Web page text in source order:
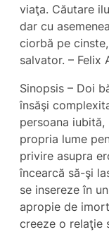
viaţa. Căutare
dar cu
ciorbă pe
salvator. – Felix
Sinopsis – Doi
însăşi
persoana
propria lume
privire asupra
încearcă să-şi
se insereze în
apropie de
creeze o relaţie